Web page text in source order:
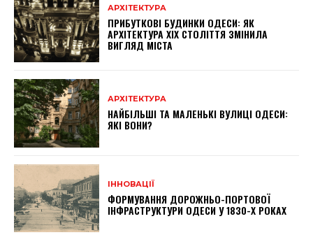
АРХІТЕКТУРА
ПРИБУТКОВІ БУДИНКИ ОДЕСИ: ЯК
АРХІТЕКТУРА XIX СТОЛІТТЯ ЗМІНИЛА
ВИГЛЯД МІСТА
АРХІТЕКТУРА
НАЙБІЛЬШІ ТА МАЛЕНЬКІ ВУЛИЦІ ОДЕСИ:
ЯКІ ВОНИ?
ІННОВАЦІЇ
ФОРМУВАННЯ ДОРОЖНЬО-ПОРТОВОЇ
ІНФРАСТРУКТУРИ ОДЕСИ У 1830-Х РОКАХ